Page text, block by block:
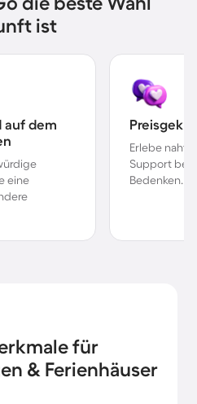
ist
auf dem
eine
Erlebe
Support bei
Bedenken.
für
& Ferienhäuser